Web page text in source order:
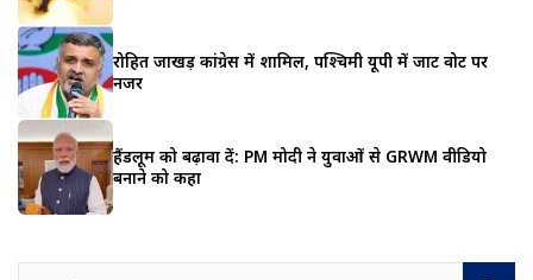
रोहित जाखड़ कांग्रेस में शामिल, पश्चिमी यूपी में जाट वोट पर
नजर
हैंडलूम को बढ़ावा दें: PM मोदी ने युवाओं से GRWM वीडियो
बनाने को कहा